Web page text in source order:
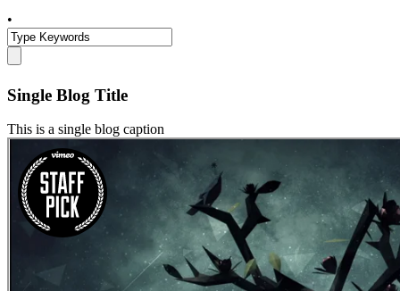
•
Single Blog Title
This is a single blog caption